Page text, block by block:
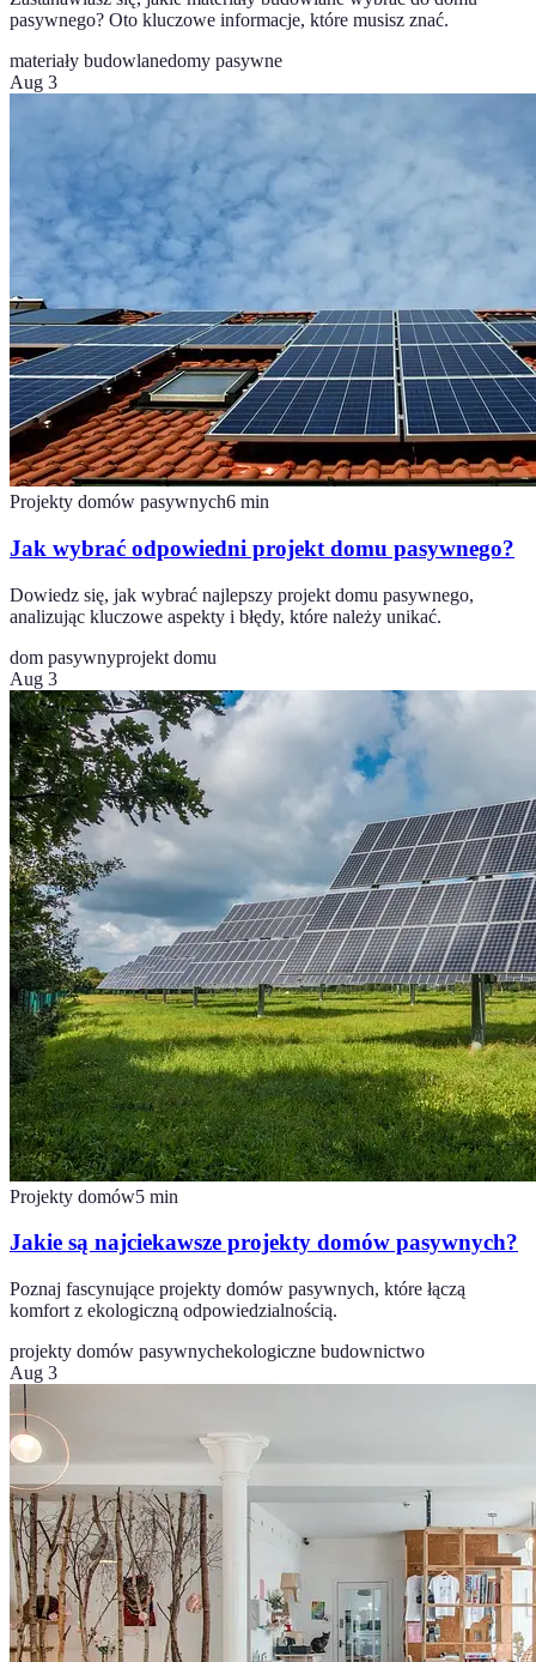
pasywnego? Oto kluczowe informacje, które musisz znać.
materiały budowlanedomy pasywne
Aug 3
Projekty domów pasywnych6 min
Jak wybrać odpowiedni projekt domu pasywnego?
Dowiedz się, jak wybrać najlepszy projekt domu pasywnego,
analizując kluczowe aspekty i błędy, które należy unikać.
dom pasywnyprojekt domu
Aug 3
Projekty domów5 min
Jakie są najciekawsze projekty domów pasywnych?
Poznaj fascynujące projekty domów pasywnych, które łączą
komfort z ekologiczną odpowiedzialnością.
projekty domów pasywnychekologiczne budownictwo
Aug 3